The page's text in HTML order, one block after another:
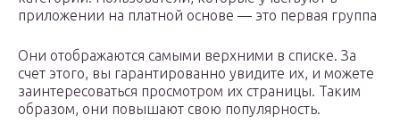
приложении на платной основе — это первая группа
Они отображаются самыми верхними в списке. За
счет этого, вы гарантированно увидите их, и можете
заинтересоваться просмотром их страницы. Таким
образом, они повышают свою популярность.